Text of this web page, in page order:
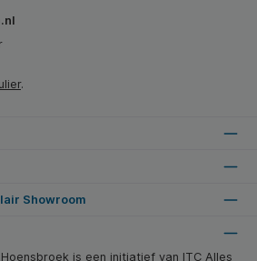
.
Showroom
is een initiatief van ITC Alles